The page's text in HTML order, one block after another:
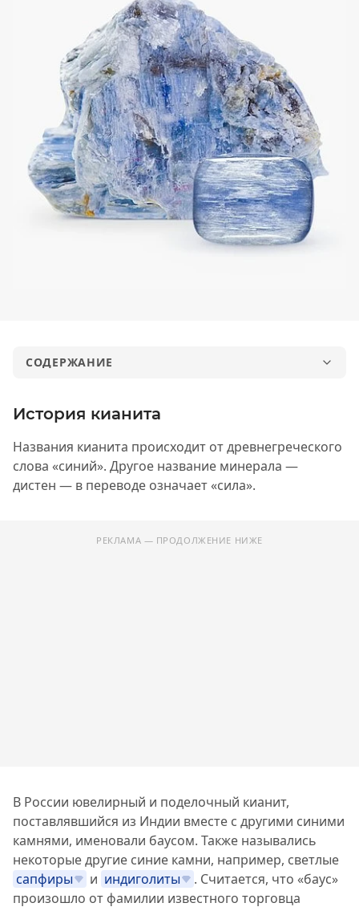
СОДЕРЖАНИЕ
Физико-химические свойства кианита
Месторождения кианита
Область применения
Магические и лечебные свойства кианита
История кианита
Названия кианита происходит от древнегреческого
слова «синий». Другое название минерала —
дистен — в переводе означает «сила».
РЕКЛАМА — ПРОДОЛЖЕНИЕ НИЖЕ
В России ювелирный и поделочный кианит,
поставлявшийся из Индии вместе с другими синими
камнями, именовали баусом. Также назывались
некоторые другие синие камни, например, светлые
сапфиры
и индиголиты
. Считается, что «баус»
произошло от фамилии известного торговца